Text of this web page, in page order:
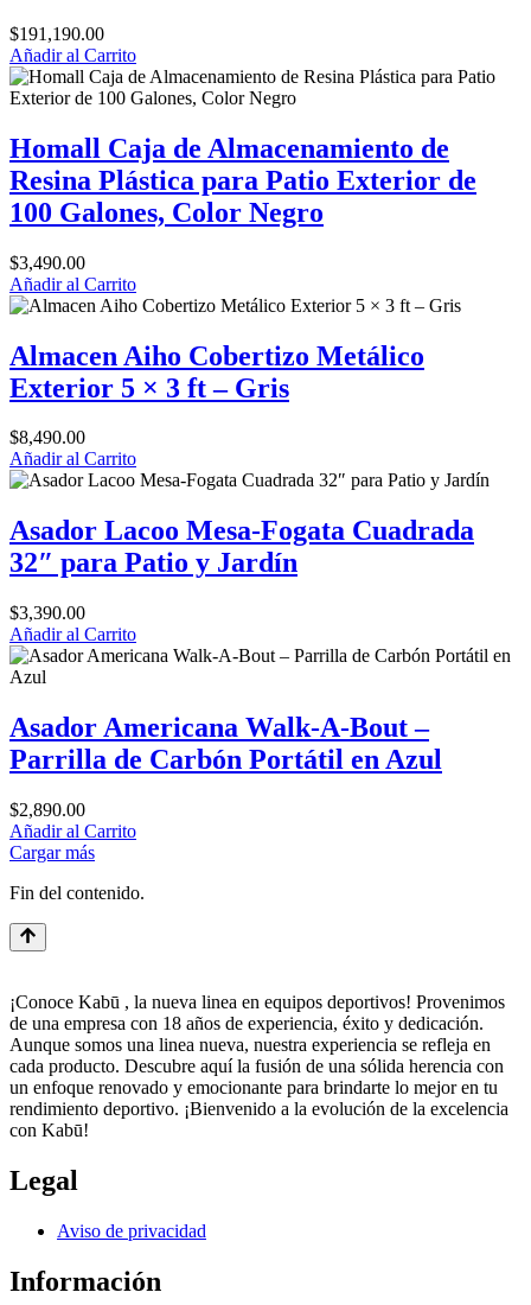
$191,190.00
Añadir al Carrito
Homall Caja de Almacenamiento de
Resina Plástica para Patio Exterior de
100 Galones, Color Negro
$3,490.00
Añadir al Carrito
Almacen Aiho Cobertizo Metálico
Exterior 5 × 3 ft – Gris
$8,490.00
Añadir al Carrito
Asador Lacoo Mesa-Fogata Cuadrada
32″ para Patio y Jardín
$3,390.00
Añadir al Carrito
Asador Americana Walk-A-Bout –
Parrilla de Carbón Portátil en Azul
$2,890.00
Añadir al Carrito
Cargar más
Fin del contenido.
¡Conoce Kabū , la nueva linea en equipos deportivos! Provenimos
de una empresa con 18 años de experiencia, éxito y dedicación.
Aunque somos una linea nueva, nuestra experiencia se refleja en
cada producto. Descubre aquí la fusión de una sólida herencia con
un enfoque renovado y emocionante para brindarte lo mejor en tu
rendimiento deportivo. ¡Bienvenido a la evolución de la excelencia
con Kabū!
Legal
Aviso de privacidad
Información